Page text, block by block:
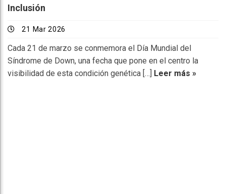
Inclusión
21 Mar 2026
Cada 21 de marzo se conmemora el Día Mundial del
Síndrome de Down, una fecha que pone en el centro la
visibilidad de esta condición genética […]
Leer más »